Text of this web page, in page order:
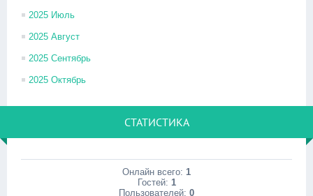
2025 Июль
2025 Август
2025 Сентябрь
2025 Октябрь
СТАТИСТИКА
Онлайн всего: 1
Гостей: 1
Пользователей: 0